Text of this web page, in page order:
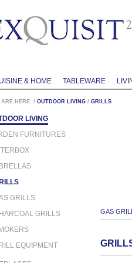
& HOME TABLEWARE
ARE HERE: / OUTDOOR LIVING / GRILLS
LIVING
FURNITURES
GRILLS
GRILLS
EQUIPMENT
GAS